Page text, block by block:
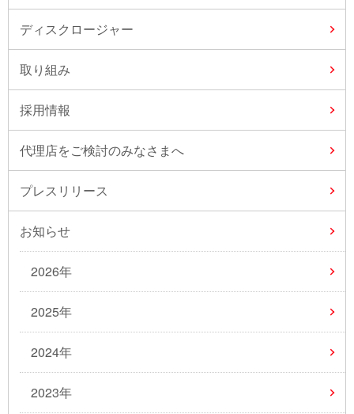
ディスクロージャー
取り組み
採用情報
代理店をご検討のみなさまへ
プレスリリース
お知らせ
2026年
2025年
2024年
2023年